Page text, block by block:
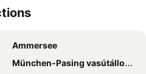
Ammersee
München-Pasing vasútállomás